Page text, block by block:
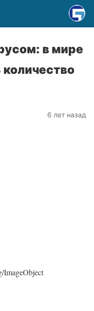
в мире
6 лет назад
ImageObject